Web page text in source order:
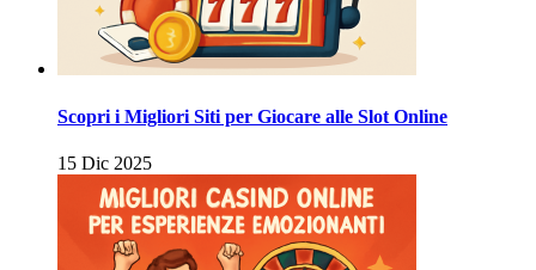
Scopri i Migliori Siti per Giocare alle Slot Online
15 Dic 2025